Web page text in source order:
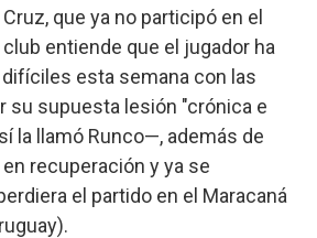
que ya no participó en el
entiende que el jugador ha
esta semana con las
su supuesta lesión "crónica e
la llamó Runco—, además de
recuperación y ya se
el partido en el Maracaná